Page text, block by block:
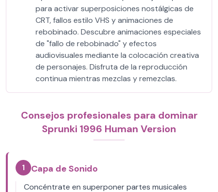
para activar superposiciones nostálgicas de
CRT, fallos estilo VHS y animaciones de
rebobinado. Descubre animaciones especiales
de "fallo de rebobinado" y efectos
audiovisuales mediante la colocación creativa
de personajes. Disfruta de la reproducción
continua mientras mezclas y remezclas.
Consejos profesionales para dominar
Sprunki 1996 Human Version
1 Capa de Sonido
Concéntrate en superponer partes musicales